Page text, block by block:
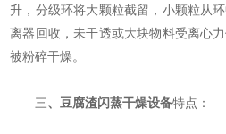
升，分级环将大颗粒截留，小颗粒从
离器回收，未干透或大块物料受离心
被粉碎干燥。
三、豆腐渣闪蒸干燥设备特点：